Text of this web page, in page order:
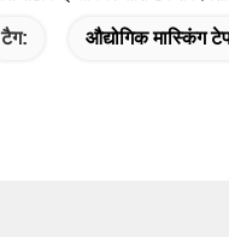
टैग: औद्योगिक मास्किंग